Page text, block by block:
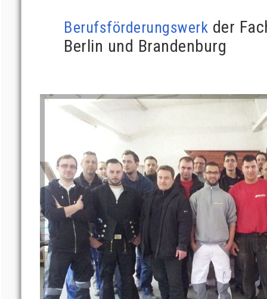
Berufsförderungswerk der
Berlin und Brandenburg